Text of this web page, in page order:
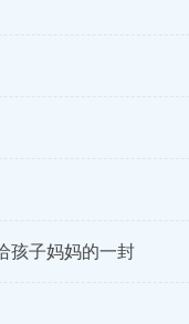
孩子妈妈的一封